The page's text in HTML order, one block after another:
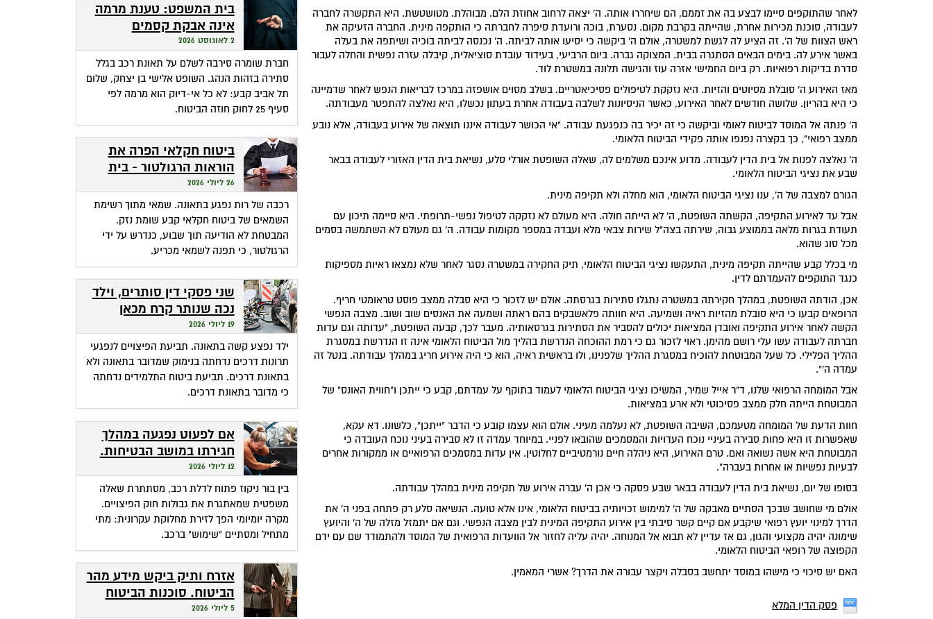
לאחר שהתוקפים סיימו לבצע בה את זממם, הם שיחררו אותה. ה' יצאה לרחוב אחוזת הלם. מבוהלת. מטושטשת. היא התקשרה לחברה
לעבודה, סוכנת מכירות אחרת, שהייתה בקרבת מקום. נסערת, בוכה ורועדת סיפרה לחברתה כי הותקפה מינית. החברה הזעיקה את
ראש הצוות של ה'. זה הציע לה לגשת למשטרה, אולם ה' ביקשה כי יסיעו אותה לביתה. ה' נכנסה לביתה בוכיה ושיתפה את בעלה
באשר אירע לה. בימים הבאים הסתגרה בבית. המצוקה גברה. ביום הרביעי, בעידוד עובדת סוציאלית, קיבלה עזרה נפשית והחלה לעבור
סדרת בדיקות רפואיות. רק ביום החמישי אזרה עוז והגישה תלונה במשטרת לוד.
מאז האירוע ה' סובלת מסיוטים והזיות. היא נזקקת לטיפולים פסיכיאטריים. בשלב מסוים אושפזה במרכז לבריאות הנפש לאחר שדמיינה
כי היא בהריון. שלושה חודשים לאחר האירוע, כאשר הניסיונות לשלבה בעבודה אחרת בעתון נכשלו, היא נאלצה להתפטר מעבודתה.
ה' פנתה אל המוסד לביטוח לאומי וביקשה כי זה יכיר בה כנפגעת עבודה. "אי הכושר לעבודה איננו תוצאה של אירוע בעבודה, אלא נובע
ממצב רפואי", כך בקצרה נפנפו אותה פקידי הביטוח הלאומי.
ה' נאלצה לפנות אל בית הדין לעבודה. מדוע אינכם משלמים לה, שאלה השופטת אורלי סלע, נשיאת בית הדין האזורי לעבודה בבאר
שבע את נציגי הביטוח הלאומי.
הגורם למצבה של ה', ענו נציגי הביטוח הלאומי, הוא מחלה ולא תקיפה מינית.
אבל עד לאירוע התקיפה, הקשתה השופטת, ה' לא הייתה חולה. היא מעולם לא נזקקה לטיפול נפשי-תרופתי. היא סיימה תיכון עם
תעודת בגרות מלאה בממוצע גבוה, שירתה בצה"ל שירות צבאי מלא ועבדה במספר מקומות עבודה. ה' גם מעולם לא השתמשה בסמים
מכל סוג שהוא.
מי בכלל קבע שהייתה תקיפה מינית, התעקשו נציגי הביטוח הלאומי, תיק החקירה במשטרה נסגר לאחר שלא נמצאו ראיות מספיקות
כנגד התוקפים להעמדתם לדין.
אכן, הודתה השופטת, במהלך חקירתה במשטרה נתגלו סתירות בגרסתה. אולם יש לזכור כי היא סבלה ממצב פוסט טראומטי חריף.
הרופאים קבעו כי היא סובלת מהזיות ראיה ושמיעה. היא חוותה פלאשבקים בהם ראתה ושמעה את האנסים שוב ושוב. מצבה הנפשי
הקשה לאחר אירוע התקיפה ואובדן המציאות יכולים להסביר את הסתירות בגרסאותיה. מעבר לכך, קבעה השופטת, "עדותה וגם עדות
חברתה לעבודה עשו עלי רושם מהימן. ראוי לזכור גם כי רמת ההוכחה הנדרשת בהליך מול הביטוח הלאומי אינה זו הנדרשת במסגרת
ההליך הפלילי. כל שעל המבוטחת להוכיח במסגרת ההליך שלפנינו, ולו בראשית ראיה, הוא כי היה אירוע חריג במהלך עבודתה. בנטל זה
עמדה ה'".
אבל המומחה הרפואי שלנו, ד"ר אייל שמיר, המשיכו נציגי הביטוח הלאומי לעמוד בתוקף על עמדתם, קבע כי ייתכן ו"חווית האונס" של
המבוטחת הייתה חלק ממצב פסיכוטי ולא ארע במציאות.
חוות הדעת של המומחה מטעמכם, השיבה השופטת, לא נעלמה מעיני. אולם הוא עצמו קובע כי הדבר "ייתכן", כלשונו. דא עקא,
שאפשרות זו היא פחות סבירה בעיניי נוכח העדויות והמסמכים שהובאו לפניי. במיוחד עמדה זו לא סבירה בעיני נוכח העובדה כי
המבוטחת היא אשה נשואה ואם. טרם האירוע, היא ניהלה חיים נורמטיביים לחלוטין. אין עדות במסמכים הרפואיים או ממקורות אחרים
לבעיות נפשיות או אחרות בעברה".
בסופו של יום, נשיאת בית הדין לעבודה בבאר שבע פסקה כי אכן ה' עברה אירוע של תקיפה מינית במהלך עבודתה.
אולם מי שחושב שבכך הסתיים מאבקה של ה' למימוש זכויותיה בביטוח הלאומי, אינו אלא טועה. הנשיאה סלע רק פתחה בפני ה' את
הדרך למינוי יועץ רפואי שיקבע אם קיים קשר סיבתי בין אירוע התקיפה המינית לבין מצבה הנפשי. וגם אם יתמזל מזלה של ה' והיועץ
שימונה יהיה מקצועי והגון, גם אז עדיין לא תבוא אל המנוחה. יהיה עליה לחזור אל הוועדות הרפואית של המוסד ולהתמודד שם עם ידם
הקפוצה של רופאי הביטוח הלאומי.
האם יש סיכוי כי מישהו במוסד יתחשב בסבלה ויקצר עבורה את הדרך? אשרי המאמין.
פסק הדין המלא
בית המשפט: טענת מרמה
אינה אבקת קסמים
שהופכת אי-דיוק לפטור
מתשלום
2 לאוגוסט 2026
חברת שומרה סירבה לשלם על תאונת רכב בגלל
סתירה בזהות הנהג. השופט אלישי בן יצחק, שלום
תל אביב קבע: לא כל אי-דיוק הוא מרמה לפי
סעיף 25 לחוק חוזה הביטוח.
ביטוח חקלאי הפרה את
הוראות הרגולטור - בית
המשפט חילץ אותה
26 ליולי 2026
רכבה של רות נפגע בתאונה. שמאי מתוך רשימת
השמאים של ביטוח חקלאי קבע שומת נזק.
המבטחת לא הודיעה תוך שבוע, כנדרש על ידי
הרגולטור, כי תפנה לשמאי מכריע.
שני פסקי דין סותרים, וילד
נכה שנותר קרח מכאן
ומכאן
19 ליולי 2026
ילד נפצע קשה בתאונה. תביעת הפיצויים לנפגעי
תרונות דרכים נדחתה בנימוק שמדובר בתאונה ולא
בתאונת דרכים. תביעת ביטוח התלמידים נדחתה
כי מדובר בתאונת דרכים.
אם לפעוט נפגעה במהלך
חגירתו במושב הבטיחות.
האם זכאית לפיצויים?
12 ליולי 2026
בין בור ניקוז פתוח לדלת רכב, מסתתרת שאלה
משפטית שמאתגרת את גבולות חוק הפיצויים.
מקרה יומיומי הפך לזירת מחלוקת עקרונית: מתי
מתחיל ומסתיים "שימוש" ברכב.
אזרח ותיק ביקש מידע מהר
הביטוח. סוכנות הביטוח
גבתה מחשבונו פרמיות
5 ליולי 2026